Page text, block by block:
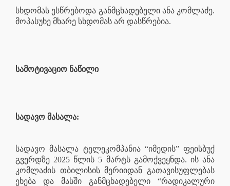
სხდომას ესწრებოდა განმცხადებელი ანა კომლაძე.
მოპასუხე მხარე სხდომას არ დასწრებია.
სამოტივაციო ნაწილი
სადავო მასალა:
სადავო მასალა ტელეკომპანია “იმედის” ფეისბუქ
გვერდზე 2025 წლის 5 მარტს გამოქვეყნდა. ის ანა
კომლაძის თბილისის მერიიდან გათავისუფლებას
ეხება და მასში განმცხადებელი “რადიკალური